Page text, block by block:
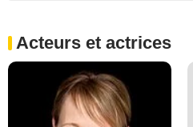
Acteurs et actrices